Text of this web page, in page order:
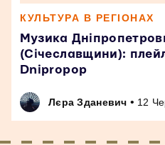
КУЛЬТУРА В РЕГІОНАХ
Музика
(Січеславщини):
Dnipropop
Лєра Зданевич • 12